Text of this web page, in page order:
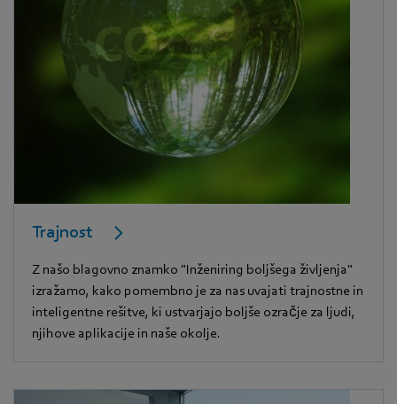
Trajnost
Z našo blagovno znamko "Inženiring boljšega življenja"
izražamo, kako pomembno je za nas uvajati trajnostne in
inteligentne rešitve, ki ustvarjajo boljše ozračje za ljudi,
njihove aplikacije in naše okolje.